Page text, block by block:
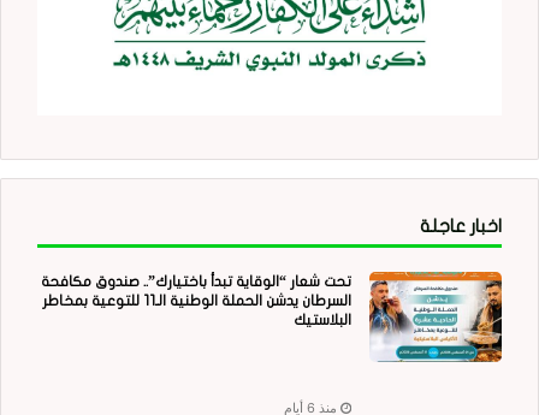
اخبار عاجلة
تحت شعار “الوقاية تبدأ باختيارك”.. صندوق مكافحة
السرطان يدشن الحملة الوطنية الـ11 للتوعية بمخاطر
البلاستيك
منذ 6 أيام